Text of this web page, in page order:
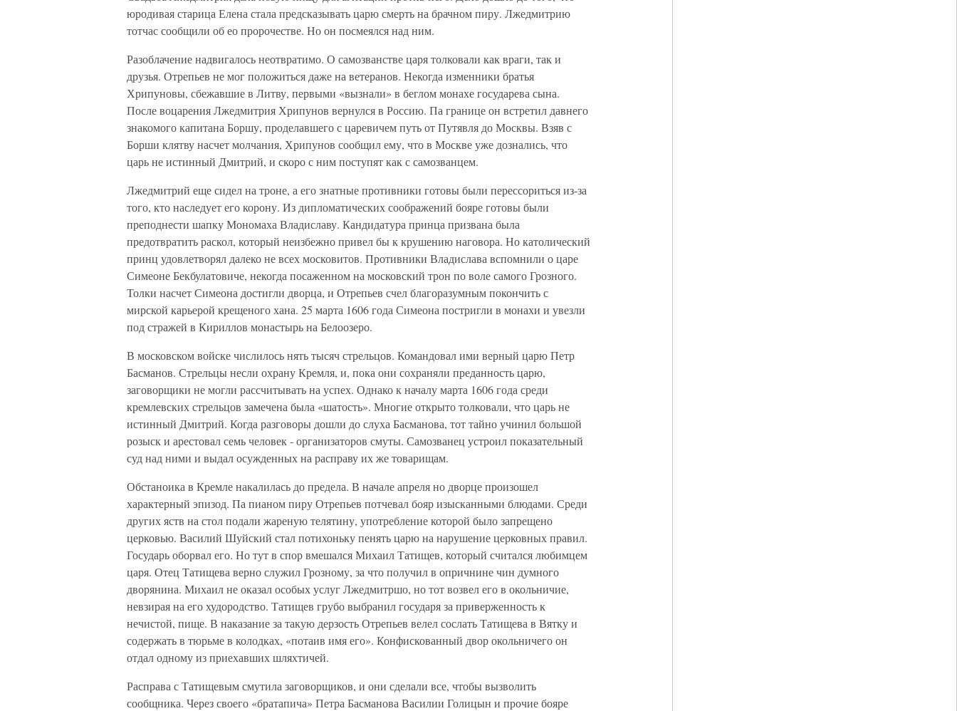
юродивая старица Елена стала предсказывать царю смерть на брачном пиру. Лжедмитрию
тотчас сообщили об ео пророчестве. Но он посмеялся над ним.
Разоблачение надвигалось неотвратимо. О самозванстве царя толковали как враги, так и
друзья. Отрепьев не мог положиться даже на ветеранов. Некогда изменники братья
Хрипуновы, сбежавшие в Литву, первыми «вызнали» в беглом монахе государева сына.
После воцарения Лжедмитрия Хрипунов вернулся в Россию. Па границе он встретил давнего
знакомого капитана Боршу, проделавшего с царевичем путь от Путявля до Москвы. Взяв с
Борши клятву насчет молчания, Хрипунов сообщил ему, что в Москве уже дознались, что
царь не истинный Дмитрий, и скоро с ним поступят как с самозванцем.
Лжедмитрий еще сидел на троне, а его знатные противники готовы были перессориться из-за
того, кто наследует его корону. Из дипломатических соображений бояре готовы были
преподнести шапку Мономаха Владиславу. Кандидатура принца призвана была
предотвратить раскол, который неизбежно привел бы к крушению наговора. Но католический
принц удовлетворял далеко не всех московитов. Противники Владислава вспомнили о царе
Симеоне Бекбулатовиче, некогда посаженном на московский трон по воле самого Грозного.
Толки насчет Симеона достигли дворца, и Отрепьев счел благоразумным покончить с
мирской карьерой крещеного хана. 25 марта 1606 года Симеона постригли в монахи и увезли
под стражей в Кириллов монастырь на Белоозеро.
В московском войске числилось нять тысяч стрельцов. Командовал ими верный царю Петр
Басманов. Стрельцы несли охрану Кремля, и, пока они сохраняли преданность царю,
заговорщики не могли рассчитывать на успех. Однако к началу марта 1606 года среди
кремлевских стрельцов замечена была «шатость». Многие открыто толковали, что царь не
истинный Дмитрий. Когда разговоры дошли до слуха Басманова, тот тайно учинил большой
розыск и арестовал семь человек - организаторов смуты. Самозванец устроил показательный
суд над ними и выдал осужденных на расправу их же товарищам.
Обстаноика в Кремле накалилась до предела. В начале апреля но дворце произошел
характерный эпизод. Па пианом пиру Отрепьев потчевал бояр изысканными блюдами. Среди
других яств на стол подали жареную телятину, употребление которой было запрещено
церковью. Василий Шуйский стал потихоньку пенять царю на нарушение церковных правил.
Государь оборвал его. Но тут в спор вмешался Михаил Татищев, который считался любимцем
царя. Отец Татищева верно служил Грозному, за что получил в опричнине чин думного
дворянина. Михаил не оказал особых услуг Лжедмитршо, но тот возвел его в окольничие,
невзирая на его худородство. Татищев грубо выбранил государя за приверженность к
нечистой, пище. В наказание за такую дерзость Отрепьев велел сослать Татищева в Вятку и
содержать в тюрьме в колодках, «потаив имя его». Конфискованный двор окольничего он
отдал одному из приехавших шляхтичей.
Расправа с Татищевым смутила заговорщиков, и они сделали все, чтобы вызволить
сообщника. Через своего «братапича» Петра Басманова Василии Голицын и прочие бояре